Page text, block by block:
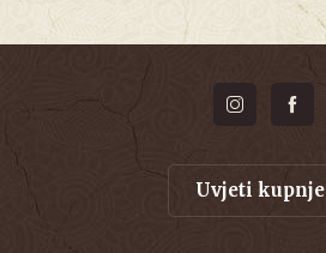
Uvjeti kupnje